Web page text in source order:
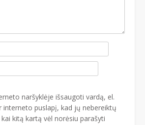
naršyklėje išsaugoti vardą, el.
interneto puslapį, kad jų nebereiktų
kitą kartą vėl norėsiu parašyti